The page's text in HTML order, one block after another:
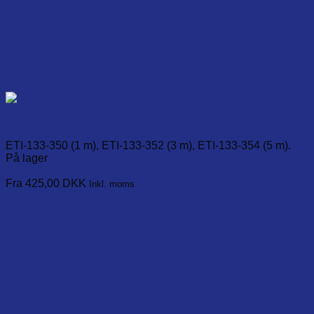
ETI-133-350 (1 m), ETI-133-352 (3 m), ETI-133-354 (5 m).
På lager
This
Fra 425,00 DKK Inkl. moms